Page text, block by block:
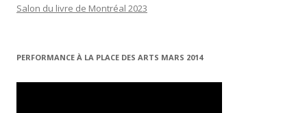
Salon du livre de Montréal 2023
PERFORMANCE À LA PLACE DES ARTS MARS 2014